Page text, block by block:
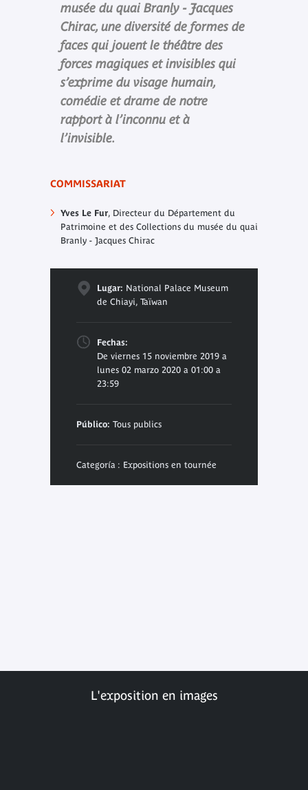
musée du quai Branly - Jacques
Chirac, une diversité de formes de
faces qui jouent le théâtre des
forces magiques et invisibles qui
s’exprime du visage humain,
comédie et drame de notre
rapport à l’inconnu et à
l’invisible.
COMMISSARIAT
Yves Le Fur, Directeur du Département du
Patrimoine et des Collections du musée du quai
Branly - Jacques Chirac
Lugar: National Palace Museum
de Chiayi, Taïwan
Fechas:
De viernes 15 noviembre 2019 a
lunes 02 marzo 2020 a 01:00 a
23:59
Público: Tous publics
Categoría : Expositions en tournée
L'exposition en images